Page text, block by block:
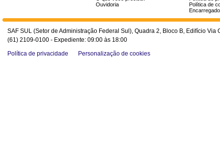
Ouvidoria
Política de
SAF SUL (Setor de Administração Federal Sul), Quadra 2, Bloco B, Edifício
(61) 2109-0100 - Expediente: 09:00 às 18:00
Política de privacidade
Personalização de cookies